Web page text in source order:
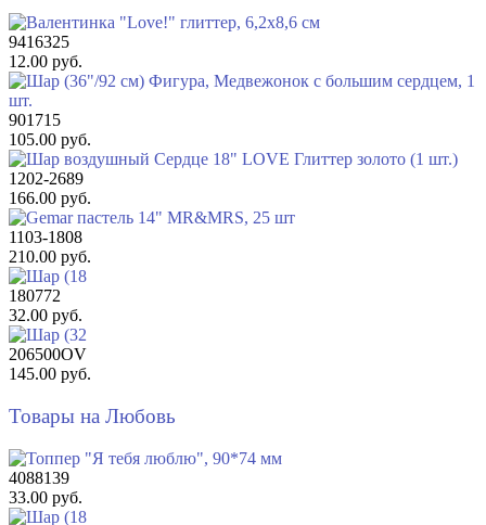
9416325
12.00 руб.
901715
105.00 руб.
1202-2689
166.00 руб.
1103-1808
210.00 руб.
180772
32.00 руб.
206500OV
145.00 руб.
Товары на Любовь
4088139
33.00 руб.